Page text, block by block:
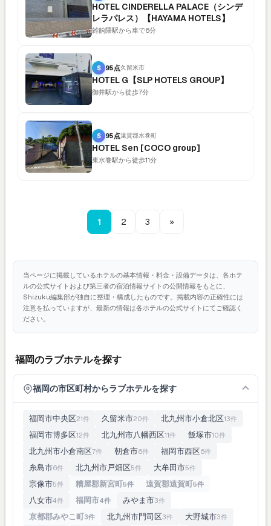
HOTEL CINDERELLA PALACE（シンデ
レラパレス）【HAYAMA HOTELS】
雑餉隈駅から車で6分
S 95点久留米市
HOTEL G【SLP HOTELS GROUP】
御井駅から徒歩7分
S 95点遠賀郡水巻町
HOTEL Sen [COCO group]
東水巻駅から徒歩11分
1 2 3 »
当ページに掲載しているホテルの基本情報・料金・設備データは、各ホテ
ルの公式サイトおよび第三者の宿泊情報サイトの公開情報をもとに、
Shizuku編集部が独自に整理・構成したものです。掲載内容の正確性には
注意を払っていますが、最新の情報は各ホテルの公式サイトにてご確認く
ださい。
福岡のラブホテルを探す
福岡の市区町村からラブホテルを探す
福岡市中央区21件 久留米市20件 北九州市小倉北区13件
福岡市博多区12件 北九州市八幡西区11件 飯塚市10件
北九州市小倉南区7件 朝倉市6件 福岡市西区6件
糸島市6件 北九州市戸畑区5件 大牟田市5件
宗像市5件 糟屋郡新宮町5件 遠賀郡遠賀町5件
八女市4件 福岡市4件 みやま市3件
京都郡みやこ町3件 北九州市門司区3件 大野城市3件